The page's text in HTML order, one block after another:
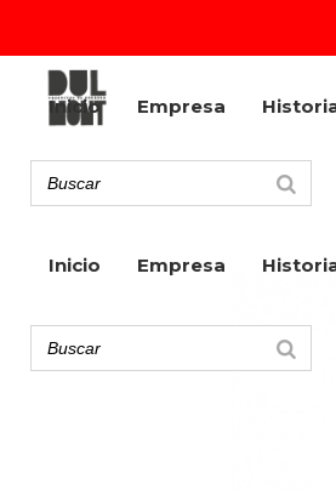
Inicio Empresa
Inicio Empresa